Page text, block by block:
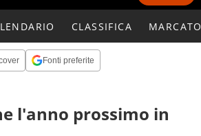
CLASSIFICA
Fonti preferite
l'anno prossimo in